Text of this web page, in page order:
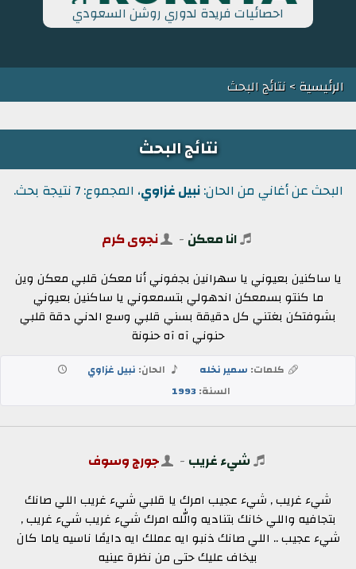
احصائيات فريدة لدوري روشن السعودي
الرئيسية> نتائج البحث
نتائج البحث
البحث عن أغاني من الحان:نبيل غزاوي، المجموع: 7 نتيجة بحث.
انا معكن - نجوى كرم
يا ساكنين بعيوني يا سهرانين بجفوني أنا معكن قلبي معكن وين
ما كنتو بسمعكن اندهولي بتسمعوني يا ساكنين بعيوني
بشوفتكن بغتني كل دقيقة بسني قلبي وسع الدني دقة قلبي
حنوني آه آه حنونة
كلمات: سمير نخله الحان: نبيل غزاوي
السنة:1993
شيء غريب - جورج وسوف
شيء غريب , شيء عجيب امرك يا قلبي شيء غريب اللي صانك
بتجافيه واللي خانك بتناديه والله امرك شيء غريب شيء غريب ,
شيء عجيب .. اللي صانك ذنبو ايه عملك ايه دايمًا ناسيه ياما كان
بيخاف عليك حتى من نظرة عينيه